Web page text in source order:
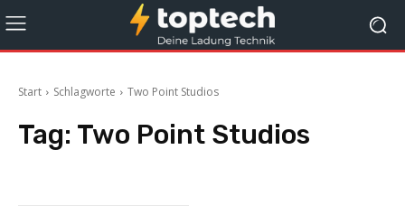
Start Schlagworte Two Point Studios
Tag: Two Point Studios